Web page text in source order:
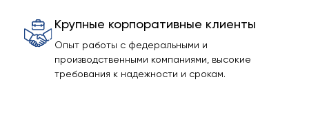
Крупные корпоративные клиенты
Опыт работы с федеральными и
производственными компаниями, высокие
требования к надежности и срокам.